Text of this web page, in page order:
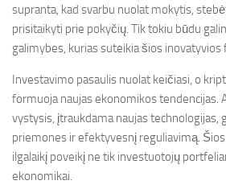
supranta, kad svarbu nuolat mokytis,
prisitaikyti prie pokyčių. Tik tokiu būdu
galimybes, kurias suteikia šios
Investavimo pasaulis nuolat keičiasi, o
formuoja naujas ekonomikos tendencijas.
vystysis, įtraukdama naujas technologijas,
priemones ir efektyvesnį reguliavimą.
ilgalaikį poveikį ne tik investuotojų
ekonomikai.